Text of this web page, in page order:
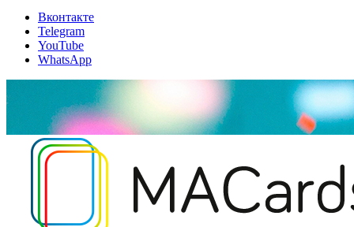
Вконтакте
Telegram
YouTube
WhatsApp